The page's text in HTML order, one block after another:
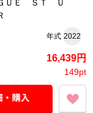
ＵＥ ＳＴ Ｕ
年式 2022
16,439円
149pt